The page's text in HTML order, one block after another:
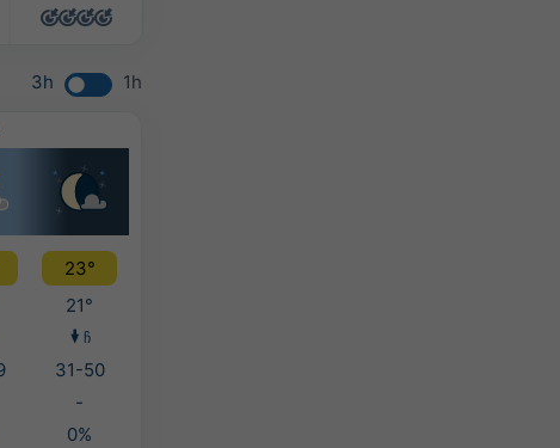
3h 1h
23°
21°
ჩ
31-50
-
0%